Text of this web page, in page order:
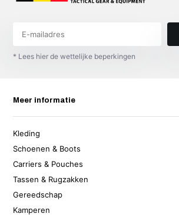
* Lees hier de wettelijke beperkingen
Meer informatie
Kleding
Schoenen & Boots
Carriers & Pouches
Tassen & Rugzakken
Gereedschap
Kamperen